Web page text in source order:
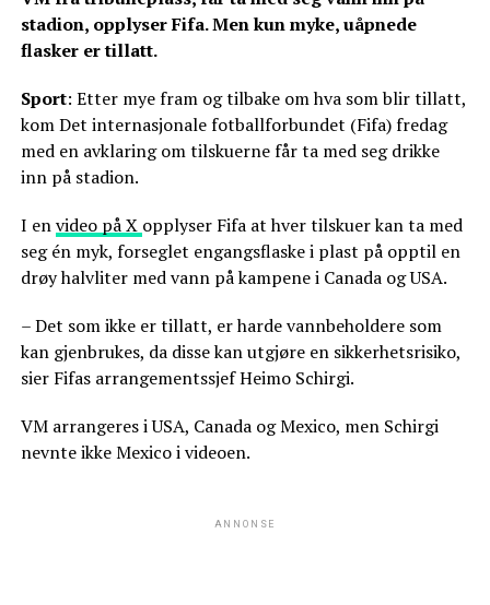
stadion, opplyser Fifa. Men kun myke, uåpnede
flasker er tillatt.
Sport: Etter mye fram og tilbake om hva som blir tillatt,
kom Det internasjonale fotballforbundet (Fifa) fredag
med en avklaring om tilskuerne får ta med seg drikke
inn på stadion.
I envideo på X opplyser Fifa at hver tilskuer kan ta med
seg én myk, forseglet engangsflaske i plast på opptil en
drøy halvliter med vann på kampene i Canada og USA.
– Det som ikke er tillatt, er harde vannbeholdere som
kan gjenbrukes, da disse kan utgjøre en sikkerhetsrisiko,
sier Fifas arrangementssjef Heimo Schirgi.
VM arrangeres i USA, Canada og Mexico, men Schirgi
nevnte ikke Mexico i videoen.
ANNONSE